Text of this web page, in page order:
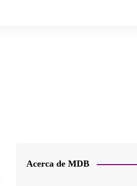
Acerca de MDB